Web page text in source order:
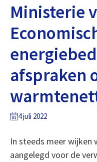
Ministerie
afspraken
4 juli 2022
In steeds meer
aangelegd voor de